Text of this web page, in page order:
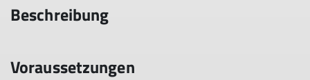
Beschreibung
Voraussetzungen